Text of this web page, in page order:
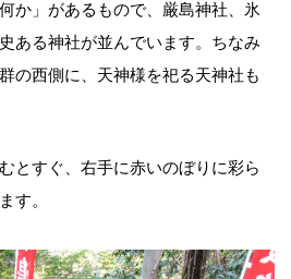
か」があるもので、厳島神社、氷
ある神社が並んでいます。ちなみ
の西側に、天神様を祀る天神社も
とすぐ、右手に赤いのぼりに彩ら
す。